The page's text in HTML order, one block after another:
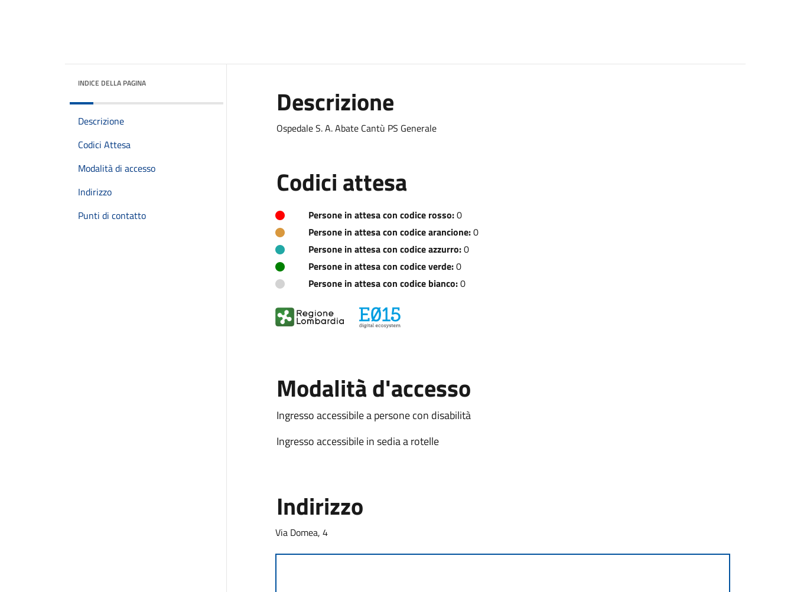
INDICE DELLA PAGINA
Descrizione
Codici Attesa
Modalità di accesso
Indirizzo
Punti di contatto
Descrizione
Ospedale S. A. Abate Cantù PS Generale
Codici attesa
Persone in attesa con codice rosso:0
Persone in attesa con codice arancione:0
Persone in attesa con codice azzurro:0
Persone in attesa con codice verde:0
Persone in attesa con codice bianco:0
Modalità d'accesso
Ingresso accessibile a persone con disabilità
Ingresso accessibile in sedia a rotelle
Indirizzo
Via Domea, 4